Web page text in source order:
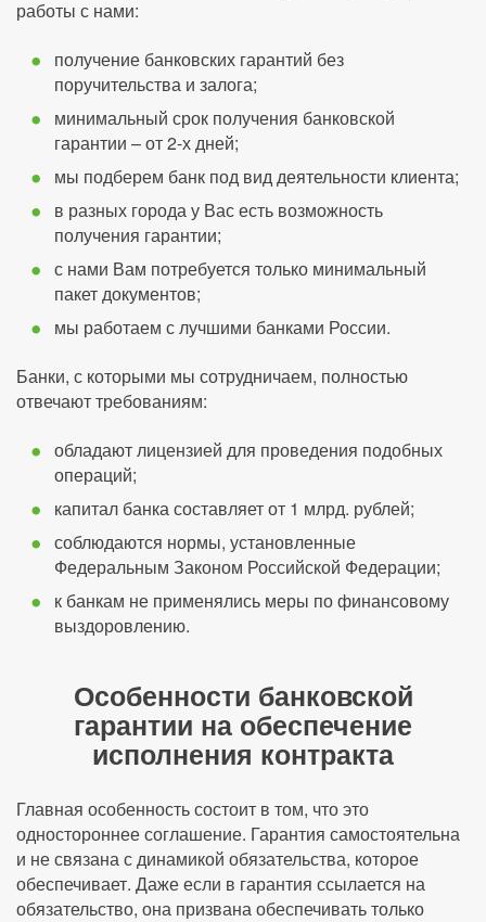
работы с нами:
получение банковских гарантий без
поручительства и залога;
минимальный срок получения банковской
гарантии – от 2-х дней;
мы подберем банк под вид деятельности клиента;
в разных города у Вас есть возможность
получения гарантии;
с нами Вам потребуется только минимальный
пакет документов;
мы работаем с лучшими банками России.
Банки, с которыми мы сотрудничаем, полностью
отвечают требованиям:
обладают лицензией для проведения подобных
операций;
капитал банка составляет от 1 млрд. рублей;
соблюдаются нормы, установленные
Федеральным Законом Российской Федерации;
к банкам не применялись меры по финансовому
выздоровлению.
Особенности банковской
гарантии на обеспечение
исполнения контракта
Главная особенность состоит в том, что это
одностороннее соглашение. Гарантия самостоятельна
и не связана с динамикой обязательства, которое
обеспечивает. Даже если в гарантия ссылается на
обязательство, она призвана обеспечивать только